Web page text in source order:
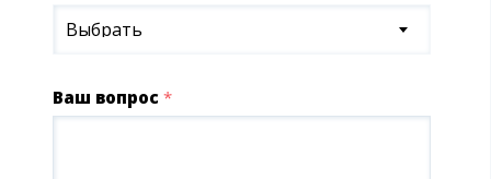
Выбрать
Ваш вопрос *